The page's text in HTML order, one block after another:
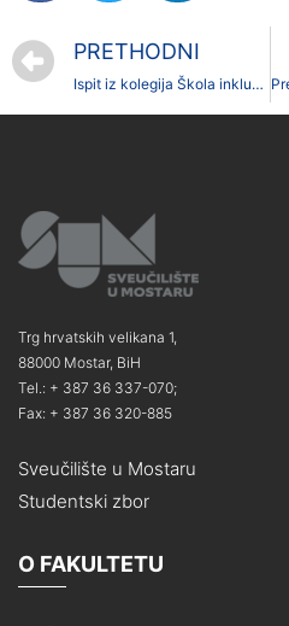
PRETHODNI
Ispit iz kolegija Škola inkluzije kod prof. dr. sc. Slavice Pavlović
Trg hrvatskih velikana 1,
88000 Mostar, BiH
Tel.: + 387 36 337-070;
Fax: + 387 36 320-885
Sveučilište u Mostaru
Studentski zbor
O FAKULTETU